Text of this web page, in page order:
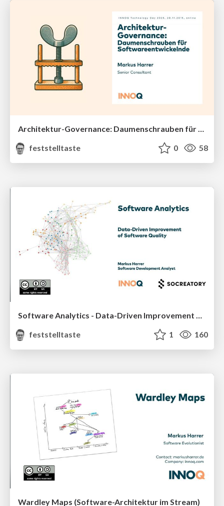
feststelltaste
0 58
Software Analytics - Data-Driven Improvement of Software Quality
feststelltaste
1 160
Wardley Maps (Software-Architektur im Stream)